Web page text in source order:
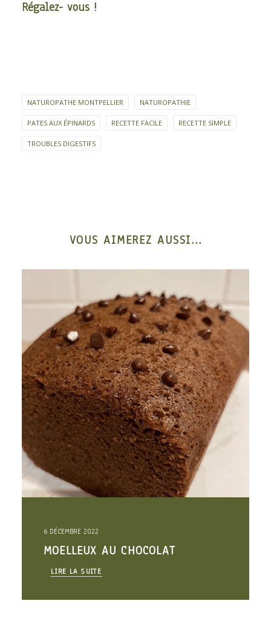
Régalez- vous !
NATUROPATHE MONTPELLIER NATUROPATHIE
PATES AUX ÉPINARDS RECETTE FACILE RECETTE SIMPLE
TROUBLES DIGESTIFS
VOUS AIMEREZ AUSSI...
6 DÉCEMBRE 2022
MOELLEUX AU CHOCOLAT
LIRE LA SUITE